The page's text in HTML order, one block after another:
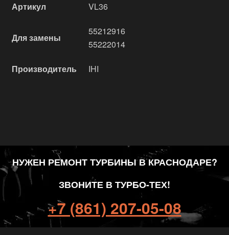
Артикул VL36
Для замены
55212916
55222014
Производитель IHI
НУЖЕН РЕМОНТ ТУРБИНЫ В КРАСНОДАРЕ?
ЗВОНИТЕ В ТУРБО-ТЕХ!
+7 (861) 207-05-08